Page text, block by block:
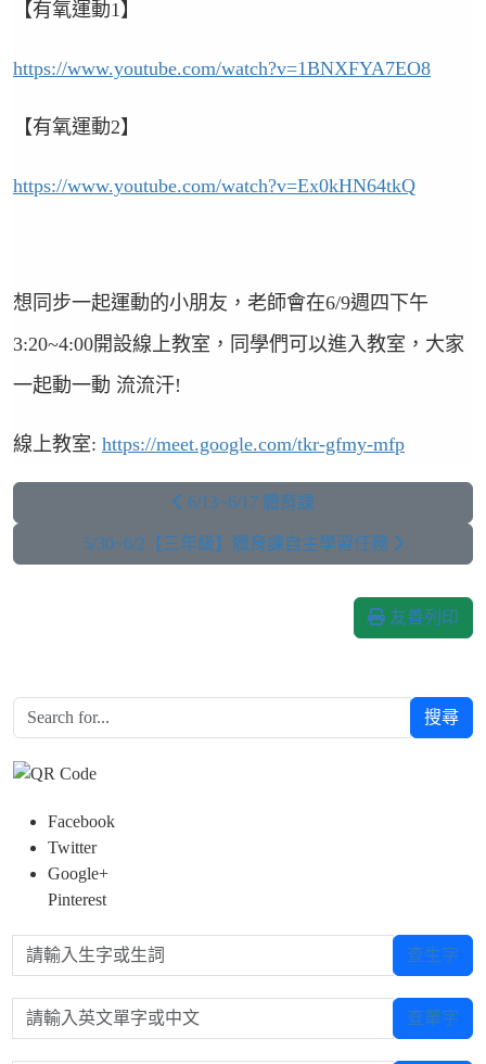
【有氧運動1】
https://www.youtube.com/watch?v=1BNXFYA7EO8
【有氧運動2】
https://www.youtube.com/watch?v=Ex0kHN64tkQ
想同步一起運動的小朋友，老師會在6/9週四下午
3:20~4:00開設線上教室，同學們可以進入教室，大家
一起動一動 流流汗!
線上教室: https://meet.google.com/tkr-gfmy-mfp
6/13~6/17 體育課
5/30~6/2【三年級】體育課自主學習任務
友善列印
搜尋
Facebook
Twitter
Google+
Pinterest
請輸入生字或生詞 查生字
請輸入英文單字或中文 查單字